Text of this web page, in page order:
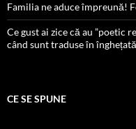
Familia ne aduce împreună!
Ce gust ai zice că au ”poetic
când sunt traduse în înghețată
CE SE SPUNE